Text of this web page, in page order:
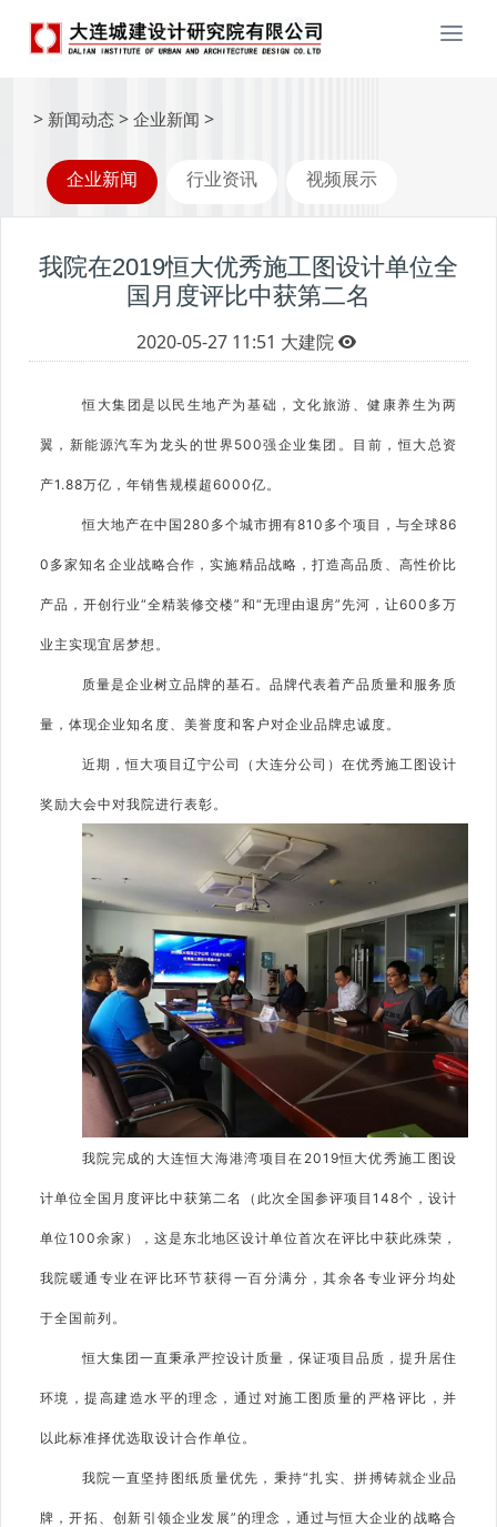
> 新闻动态 > 企业新闻 >
企业新闻 行业资讯 视频展示
我院在2019恒大优秀施工图设计单位全
国月度评比中获第二名
2020-05-27 11:51 大建院
恒大集团是以民生地产为基础，文化旅游、健康养生为两
翼，新能源汽车为龙头的世界500强企业集团。目前，恒大总资
产1.88万亿，年销售规模超6000亿。
恒大地产在中国280多个城市拥有810多个项目，与全球86
0多家知名企业战略合作，实施精品战略，打造高品质、高性价比
产品，开创行业“全精装修交楼”和“无理由退房”先河，让600多万
业主实现宜居梦想。
质量是企业树立品牌的基石。品牌代表着产品质量和服务质
量，体现企业知名度、美誉度和客户对企业品牌忠诚度。
近期，恒大项目辽宁公司（大连分公司）在优秀施工图设计
奖励大会中对我院进行表彰。
我院完成的大连恒大海港湾项目在2019恒大优秀施工图设
计单位全国月度评比中获第二名（此次全国参评项目148个，设计
单位100余家），这是东北地区设计单位首次在评比中获此殊荣，
我院暖通专业在评比环节获得一百分满分，其余各专业评分均处
于全国前列。
恒大集团一直秉承严控设计质量，保证项目品质，提升居住
环境，提高建造水平的理念，通过对施工图质量的严格评比，并
以此标准择优选取设计合作单位。
我院一直坚持图纸质量优先，秉持“扎实、拼搏铸就企业品
牌，开拓、创新引领企业发展”的理念，通过与恒大企业的战略合